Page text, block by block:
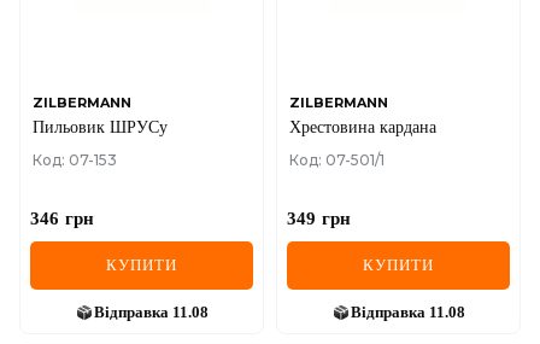
SMART
SSANGYONG
SUZUKI
TESLA
ZILBERMANN
Пильовик ШРУСу
Код: 07-153
346 грн
КУПИТИ
Відправка 11.08
ZILBERMANN
Хрестовина кардана
Код: 07-501/1
349 грн
КУПИТИ
Відправка 11.08